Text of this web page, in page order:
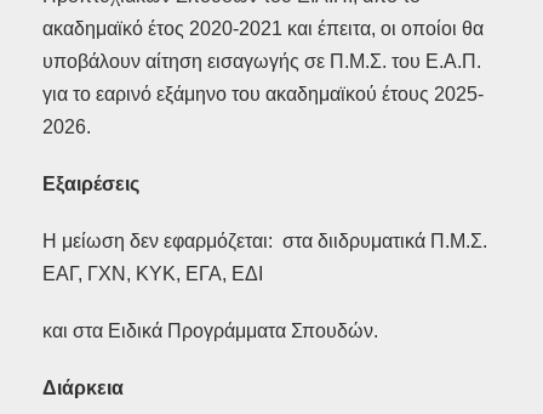
ακαδημαϊκό έτος 2020-2021 και έπειτα, οι οποίοι θα
υποβάλουν αίτηση εισαγωγής σε Π.Μ.Σ. του Ε.Α.Π.
για το εαρινό εξάμηνο του ακαδημαϊκού έτους 2025-
2026.
Εξαιρέσεις
Η μείωση δεν εφαρμόζεται: στα διιδρυματικά Π.Μ.Σ.
ΕΑΓ, ΓΧΝ, ΚΥΚ, ΕΓΑ, ΕΔΙ
και στα Ειδικά Προγράμματα Σπουδών.
Διάρκεια